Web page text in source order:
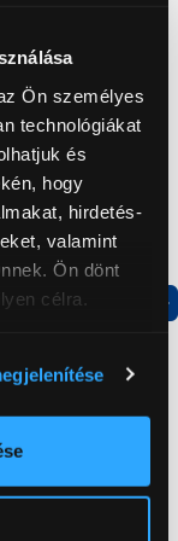
Ön személyes
technológiákat
és
hogy
hirdetés-
valamint
Ön dönt
célra.
annak konkrét
Ft